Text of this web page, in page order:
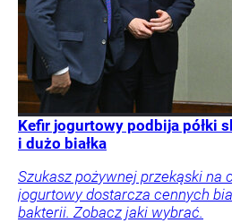
Kefir jogurtowy podbija półki
i dużo białka
Szukasz pożywnej przekąski na
jogurtowy dostarcza cennych
bakterii. Zobacz jaki wybrać.